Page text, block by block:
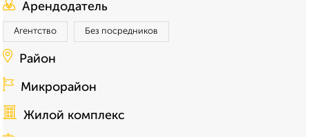
Арендодатель
Агентство Без посредников
Район
Микрорайон
Жилой комплекс